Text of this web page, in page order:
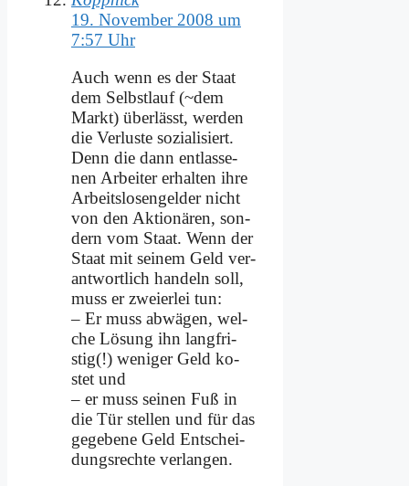
19. November 2008 um
7:57 Uhr
Auch wenn es der Staat
dem Selbst­lauf (~dem
Markt) über­lässt, wer­den
die Ver­lu­ste so­zia­li­siert.
Denn die dann ent­las­se­
nen Ar­bei­ter er­hal­ten ih­re
Ar­beits­lo­sen­gel­der nicht
von den Ak­tio­nä­ren, son­
dern vom Staat. Wenn der
Staat mit sei­nem Geld ver­
ant­wort­lich han­deln soll,
muss er zwei­er­lei tun:
– Er muss ab­wä­gen, wel­
che Lö­sung ihn lang­fri­
stig(!) we­ni­ger Geld ko­
stet und
– er muss sei­nen Fuß in
die Tür stel­len und für das
ge­ge­be­ne Geld Ent­schei­
dungs­rech­te ver­lan­gen.